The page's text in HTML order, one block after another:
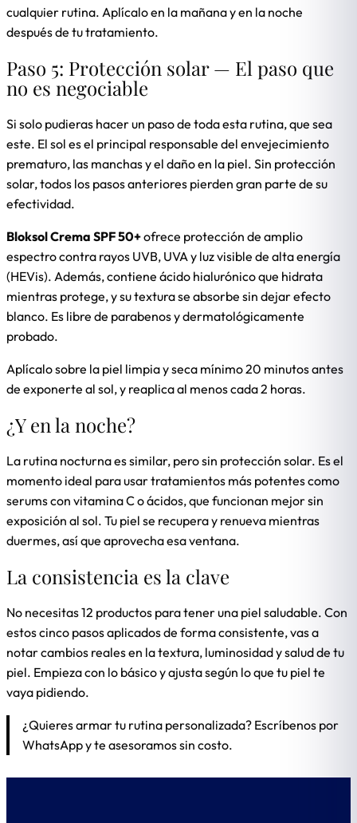
cualquier rutina. Aplícalo en la mañana y en la noche
después de tu tratamiento.
Paso 5: Protección solar — El paso que
no es negociable
Si solo pudieras hacer un paso de toda esta rutina, que sea
este. El sol es el principal responsable del envejecimiento
prematuro, las manchas y el daño en la piel. Sin protección
solar, todos los pasos anteriores pierden gran parte de su
efectividad.
Bloksol Crema SPF 50+ofrece protección de amplio
espectro contra rayos UVB, UVA y luz visible de alta energía
(HEVis). Además, contiene ácido hialurónico que hidrata
mientras protege, y su textura se absorbe sin dejar efecto
blanco. Es libre de parabenos y dermatológicamente
probado.
Aplícalo sobre la piel limpia y seca mínimo 20 minutos antes
de exponerte al sol, y reaplica al menos cada 2 horas.
¿Y en la noche?
La rutina nocturna es similar, pero sin protección solar. Es el
momento ideal para usar tratamientos más potentes como
serums con vitamina C o ácidos, que funcionan mejor sin
exposición al sol. Tu piel se recupera y renueva mientras
duermes, así que aprovecha esa ventana.
La consistencia es la clave
No necesitas 12 productos para tener una piel saludable. Con
estos cinco pasos aplicados de forma consistente, vas a
notar cambios reales en la textura, luminosidad y salud de tu
piel. Empieza con lo básico y ajusta según lo que tu piel te
vaya pidiendo.
¿Quieres armar tu rutina personalizada? Escríbenos por
WhatsApp y te asesoramos sin costo.